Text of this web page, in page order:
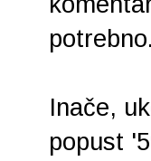
potrebno.
Inače,
popust